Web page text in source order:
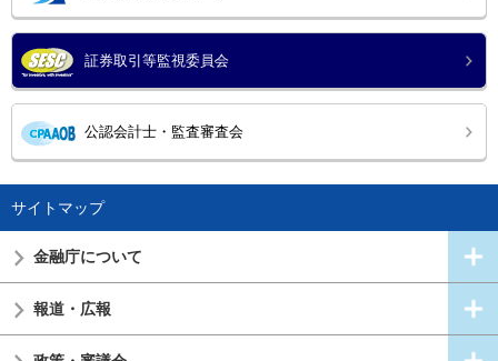
証券取引等監視委員会
公認会計士・監査審査会
サイトマップ
金融庁について
報道・広報